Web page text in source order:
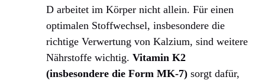
D arbeitet im Körper nicht allein. Für einen
optimalen Stoffwechsel, insbesondere die
richtige Verwertung von Kalzium, sind weitere
Nährstoffe wichtig. Vitamin K2
(insbesondere die Form MK-7) sorgt dafür,